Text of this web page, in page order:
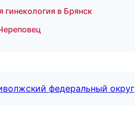
в Брянск
федеральный округ